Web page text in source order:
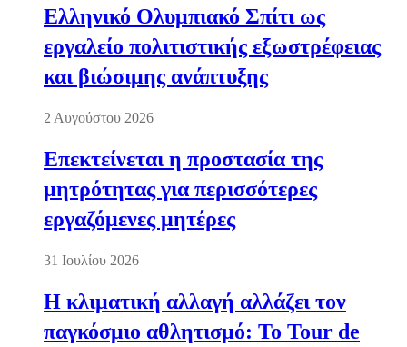
Ελληνικό Ολυμπιακό Σπίτι ως
εργαλείο πολιτιστικής εξωστρέφειας
και βιώσιμης ανάπτυξης
2 Αυγούστου 2026
Επεκτείνεται η προστασία της
μητρότητας για περισσότερες
εργαζόμενες μητέρες
31 Ιουλίου 2026
Η κλιματική αλλαγή αλλάζει τον
παγκόσμιο αθλητισμό: Το Tour de